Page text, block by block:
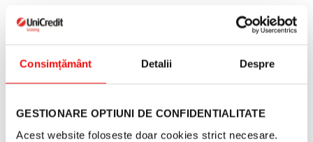
Consimțământ Detalii Despre
GESTIONARE OPTIUNI DE CONFIDENTIALITATE
Acest website foloseste doar cookies strict necesare.